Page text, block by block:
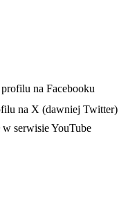
na Facebooku
na X (dawniej Twitter)
w serwisie YouTube